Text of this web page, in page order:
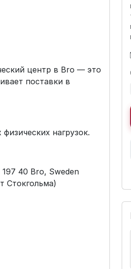
центр в Bro — это
поставки в
нагрузок.
197 40 Bro, Sweden
Стокгольма)